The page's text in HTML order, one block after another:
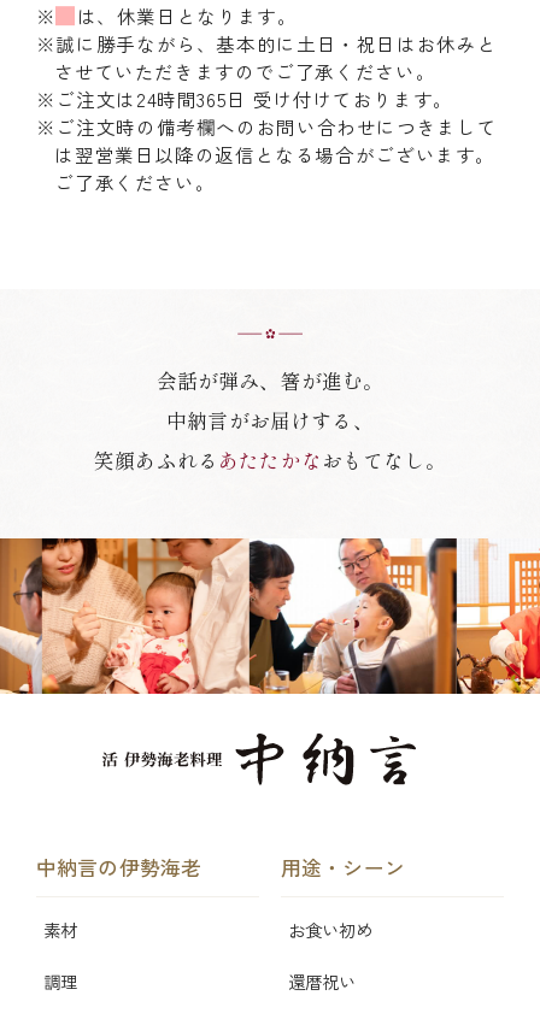
※
は、休業日となります。
※誠に勝手ながら、基本的に土日・祝日はお休みと
させていただきますのでご了承ください。
※ご注文は24時間365日 受け付けております。
※ご注文時の備考欄へのお問い合わせにつきまして
は翌営業日以降の返信となる場合がございます。
ご了承ください。
会話が弾み、箸が進む。
中納言がお届けする、
笑顔あふれる あたたかな おもてなし。
中納言の伊勢海老
素材
調理
用途・シーン
お食い初め
還暦祝い